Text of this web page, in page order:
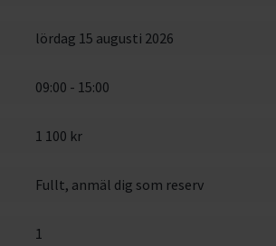
lördag 15 augusti 2026
09:00 - 15:00
1 100 kr
Fullt, anmäl dig som reserv
1